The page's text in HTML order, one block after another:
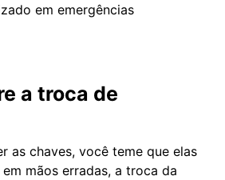
em emergências
a troca de
as chaves, você teme que elas
mãos erradas, a troca da